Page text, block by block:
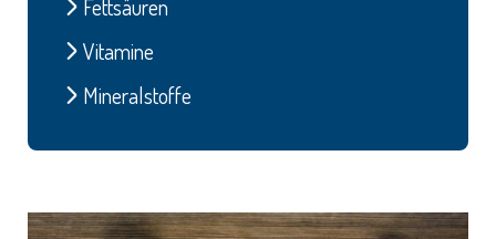
Fettsäuren
Vitamine
Mineralstoffe